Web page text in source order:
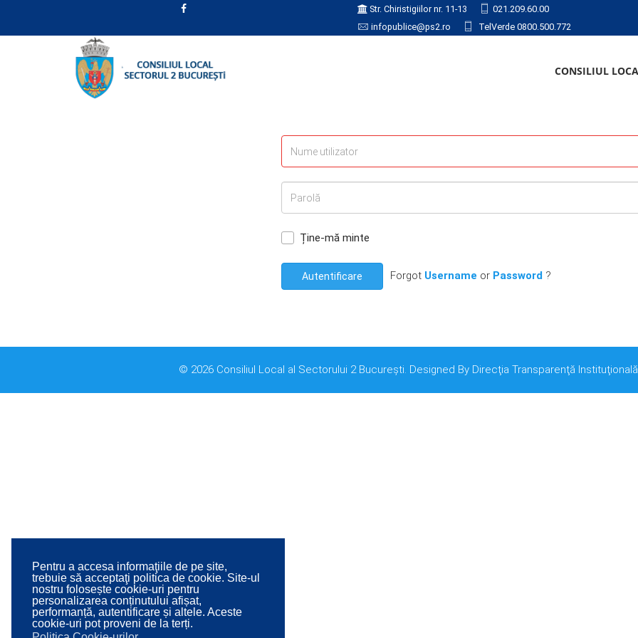
Pentru a accesa informaţiile de pe site,
trebuie să acceptaţi politica de cookie. Site-ul
nostru folosește cookie-uri pentru
personalizarea conținutului afișat,
performanță, autentificare și altele. Aceste
cookie-uri pot proveni de la terți.
Str. Chiristigiilor nr. 11-13
021.209.60.00
infopublice@ps2.ro
TelVerde 0800.500.772
CONSILIUL
Ține-mă minte
Autentificare Forgot Username or Password?
© 2026 Consiliul Local al Sectorului 2 București. Designed By Direcţia Transparenţă